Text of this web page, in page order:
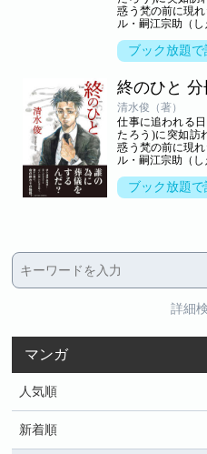
惑う梵の前に現
ル・嗣江宗助（
世界を新鋭が描
ドラマ。
ブック放題
終のひと 分
清水俊（著）
仕事に追われる
たろう)に突如訪
惑う梵の前に現
ル・嗣江宗助（
世界を新鋭が描
ドラマ。
ブック放題
詳細
マンガ
人気順
新着順